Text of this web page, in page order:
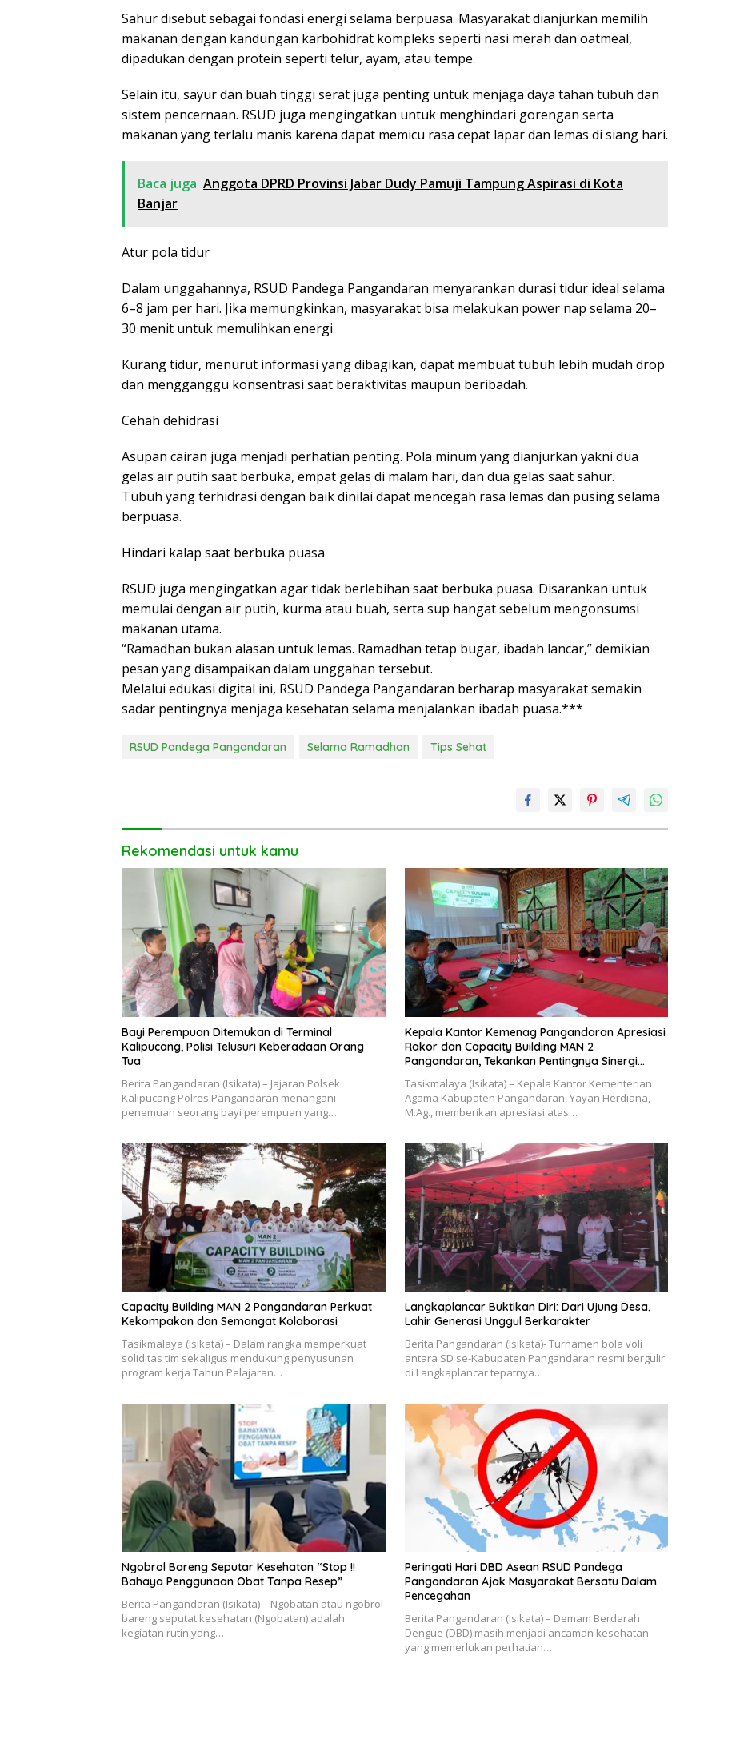
Sahur disebut sebagai fondasi energi selama berpuasa. Masyarakat dianjurkan memilih
makanan dengan kandungan karbohidrat kompleks seperti nasi merah dan oatmeal,
dipadukan dengan protein seperti telur, ayam, atau tempe.
Selain itu, sayur dan buah tinggi serat juga penting untuk menjaga daya tahan tubuh dan
sistem pencernaan. RSUD juga mengingatkan untuk menghindari gorengan serta
makanan yang terlalu manis karena dapat memicu rasa cepat lapar dan lemas di siang hari.
Baca juga Anggota DPRD Provinsi Jabar Dudy Pamuji Tampung Aspirasi di Kota
Banjar
Atur pola tidur
Dalam unggahannya, RSUD Pandega Pangandaran menyarankan durasi tidur ideal selama
6–8 jam per hari. Jika memungkinkan, masyarakat bisa melakukan power nap selama 20–
30 menit untuk memulihkan energi.
Kurang tidur, menurut informasi yang dibagikan, dapat membuat tubuh lebih mudah drop
dan mengganggu konsentrasi saat beraktivitas maupun beribadah.
Cehah dehidrasi
Asupan cairan juga menjadi perhatian penting. Pola minum yang dianjurkan yakni dua
gelas air putih saat berbuka, empat gelas di malam hari, dan dua gelas saat sahur.
Tubuh yang terhidrasi dengan baik dinilai dapat mencegah rasa lemas dan pusing selama
berpuasa.
Hindari kalap saat berbuka puasa
RSUD juga mengingatkan agar tidak berlebihan saat berbuka puasa. Disarankan untuk
memulai dengan air putih, kurma atau buah, serta sup hangat sebelum mengonsumsi
makanan utama.
“Ramadhan bukan alasan untuk lemas. Ramadhan tetap bugar, ibadah lancar,” demikian
pesan yang disampaikan dalam unggahan tersebut.
Melalui edukasi digital ini, RSUD Pandega Pangandaran berharap masyarakat semakin
sadar pentingnya menjaga kesehatan selama menjalankan ibadah puasa.***
RSUD Pandega Pangandaran Selama Ramadhan Tips Sehat
Rekomendasi untuk kamu
Bayi Perempuan Ditemukan di Terminal
Kalipucang, Polisi Telusuri Keberadaan Orang
Tua
Berita Pangandaran (Isikata) – Jajaran Polsek
Kalipucang Polres Pangandaran menangani
penemuan seorang bayi perempuan yang…
Kepala Kantor Kemenag Pangandaran Apresiasi
Rakor dan Capacity Building MAN 2
Pangandaran, Tekankan Pentingnya Sinergi
Tasikmalaya (Isikata) – Kepala Kantor Kementerian
Agama Kabupaten Pangandaran, Yayan Herdiana,
M.Ag., memberikan apresiasi atas…
Capacity Building MAN 2 Pangandaran Perkuat
Kekompakan dan Semangat Kolaborasi
Tasikmalaya (Isikata) – Dalam rangka memperkuat
soliditas tim sekaligus mendukung penyusunan
program kerja Tahun Pelajaran…
Langkaplancar Buktikan Diri: Dari Ujung Desa,
Lahir Generasi Unggul Berkarakter
Berita Pangandaran (Isikata)- Turnamen bola voli
antara SD se-Kabupaten Pangandaran resmi bergulir
di Langkaplancar tepatnya…
Ngobrol Bareng Seputar Kesehatan “Stop !!
Bahaya Penggunaan Obat Tanpa Resep”
Berita Pangandaran (Isikata) – Ngobatan atau ngobrol
bareng seputat kesehatan (Ngobatan) adalah
kegiatan rutin yang…
Peringati Hari DBD Asean RSUD Pandega
Pangandaran Ajak Masyarakat Bersatu Dalam
Pencegahan
Berita Pangandaran (Isikata) – Demam Berdarah
Dengue (DBD) masih menjadi ancaman kesehatan
yang memerlukan perhatian…